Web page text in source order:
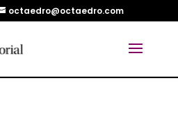
octaedro@octaedro.com